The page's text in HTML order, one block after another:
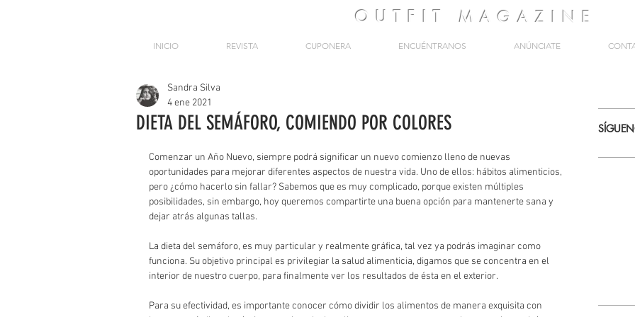
OUTFIT MAGAZINE
INICIO REVISTA CUPONERA ENCUÉNTRANOS ANÚNCIATE
DIETA DEL SEMÁFORO, COMIENDO POR COLORES
Sandra Silva
4 ene 2021
Comenzar un Año Nuevo, siempre podrá significar un nuevo comienzo lleno de nuevas
oportunidades para mejorar diferentes aspectos de nuestra vida. Uno de ellos: hábitos alimenticios,
pero ¿cómo hacerlo sin fallar? Sabemos que es muy complicado, porque existen múltiples
posibilidades, sin embargo, hoy queremos compartirte una buena opción para mantenerte sana y
dejar atrás algunas tallas.
La dieta del semáforo, es muy particular y realmente gráfica, tal vez ya podrás imaginar como
funciona. Su objetivo principal es privilegiar la salud alimenticia, digamos que se concentra en el
interior de nuestro cuerpo, para finalmente ver los resultados de ésta en el exterior.
Para su efectividad, es importante conocer cómo dividir los alimentos de manera exquisita con